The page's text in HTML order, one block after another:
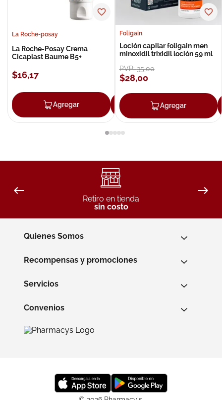
La Roche-posay
La Roche-Posay Crema
Cicaplast Baume B5+
$16,17
Agregar Agregar
Foligain
Loción capilar foligain men
minoxidil trixidil loción 59 ml
PVP:35,00
$28,00
Agregar
Retiro en tienda
sin costo
Quienes Somos
Recompensas y promociones
Servicios
Convenios